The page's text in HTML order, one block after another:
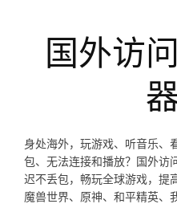
国外访
身处海外，玩游戏、听音乐、
包、无法连接和播放？国外访
迟不丢包，畅玩全球游戏，提
魔兽世界、原神、和平精英、